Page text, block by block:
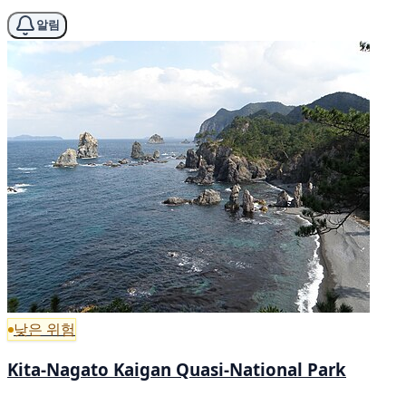
알림
낮은 위험
Kita-Nagato Kaigan Quasi-National Park